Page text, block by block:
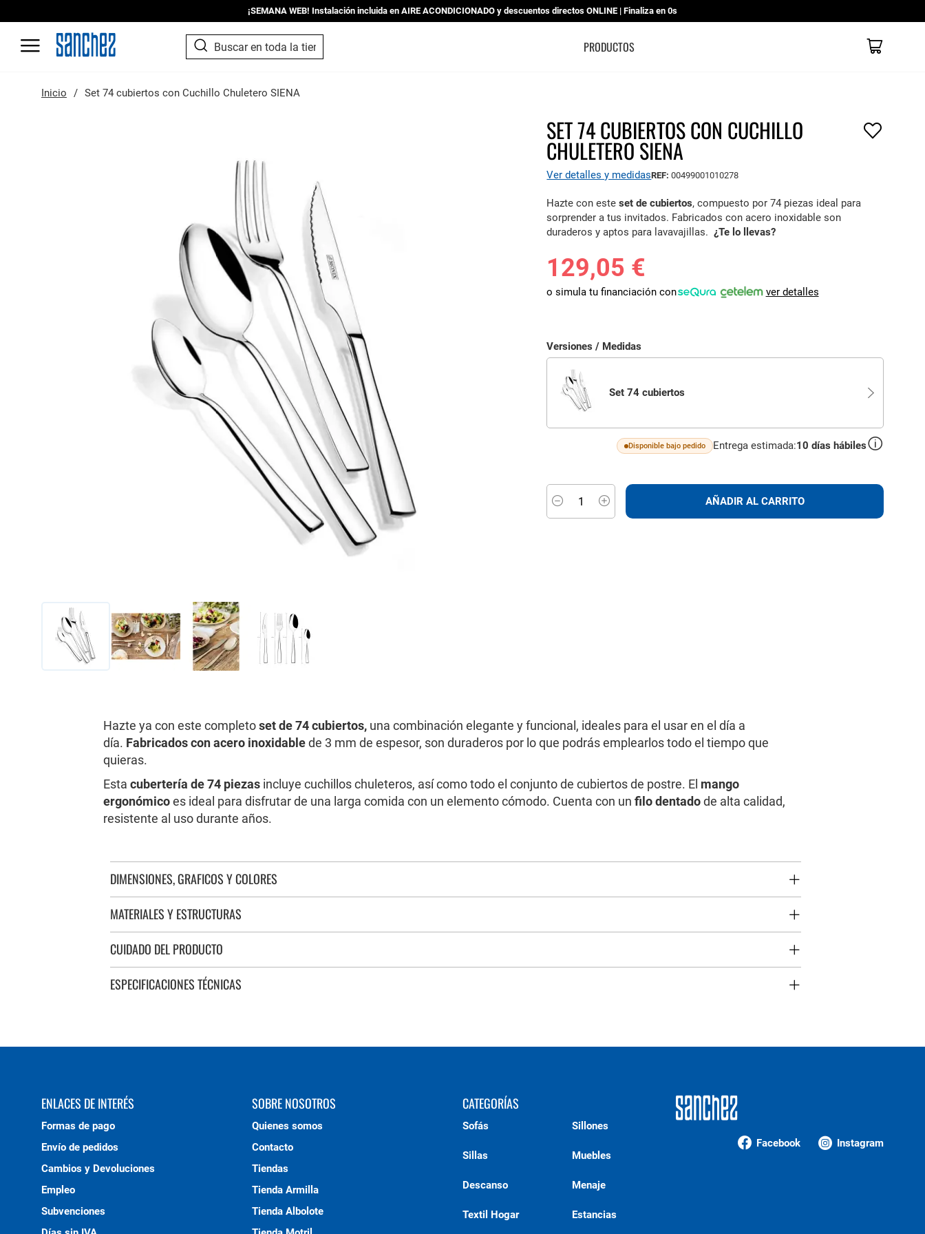
¡SEMANA WEB! Instalación incluida en AIRE ACONDICIONADO y descuentos directos ONLINE | Finaliza en 0s
PRODUCTOS
Search
SEARCH
Inicio Set 74 cubiertos con Cuchillo Chuletero SIENA
SET 74 CUBIERTOS CON CUCHILLO
CHULETERO SIENA
Ver detalles y medidasREF: 00499001010278
Hazte con este set de cubiertos, compuesto por 74 piezas ideal para
sorprender a tus invitados. Fabricados con acero inoxidable son
duraderos y aptos para lavavajillas.¿Te lo llevas?
129,05 €
o simula tu financiación con ver detalles
Minus AÑADIR AL CARRITO
Versiones / Medidas
Set 74 cubiertos
Disponible bajo pedido Entrega estimada:10 días hábiles
Hazte ya con este completoset de 74 cubiertos, una combinación elegante y funcional, ideales para el usar en el día a
día. Fabricados con acero inoxidablede 3 mm de espesor, son duraderos por lo que podrás emplearlos todo el tiempo que
quieras.
Esta cubertería de 74 piezas incluye cuchillos chuleteros, así como todo el conjunto de cubiertos de postre. El mango
ergonómicoes ideal para disfrutar de una larga comida con un elemento cómodo. Cuenta con un filo dentadode alta calidad,
resistente al uso durante años.
DIMENSIONES, GRAFICOS Y COLORES
MATERIALES Y ESTRUCTURAS
CUIDADO DEL PRODUCTO
ESPECIFICACIONES TÉCNICAS
Facebook Instagram
ENLACES DE INTERÉS
Formas de pago
Envío de pedidos
Cambios y Devoluciones
Empleo
Subvenciones
SOBRE NOSOTROS
Quienes somos
Contacto
Tiendas
Tienda Armilla
Tienda Albolote
CATEGORÍAS
Sofás Sillones
Sillas Muebles
Descanso Menaje
Textil Hogar Estancias